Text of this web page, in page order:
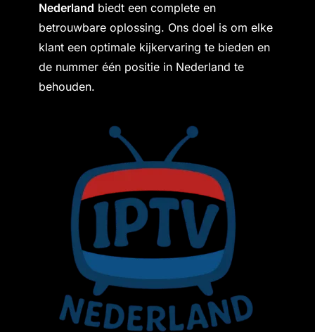
Nederland biedt een complete en
betrouwbare oplossing. Ons doel is om elke
klant een optimale kijkervaring te bieden en
de nummer één positie in Nederland te
behouden.